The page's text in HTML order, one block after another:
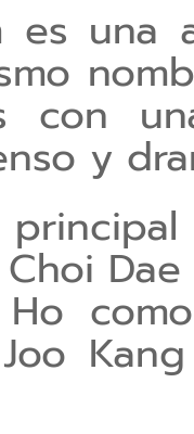
es una
con
y